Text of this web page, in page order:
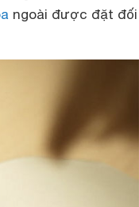
ngoài được đặt đối